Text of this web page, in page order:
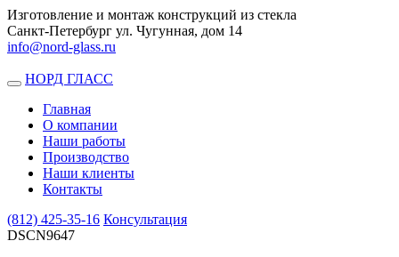
Изготовление и монтаж конструкций из стекла
Санкт-Петербург ул. Чугунная, дом 14
info@nord-glass.ru
Toggle
navigation
НОРД ГЛАСС
Главная
О компании
Наши работы
Производство
Наши клиенты
Контакты
(812) 425-35-16 Консультация
DSCN9647